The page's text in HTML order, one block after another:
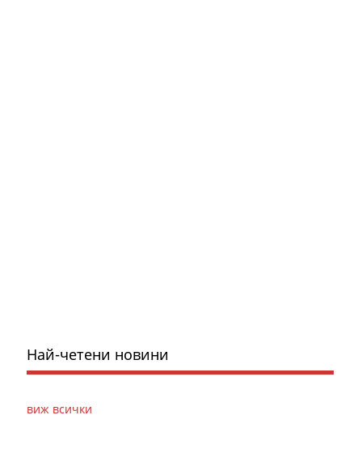
Най-четени новини
виж всички